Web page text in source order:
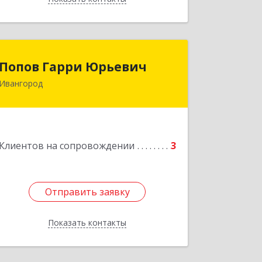
Попов Гарри Юрьевич
Ивангород
Клиентов на сопровождении 3
Отправить заявку
Показать контакты
Отправить заявку
Назад